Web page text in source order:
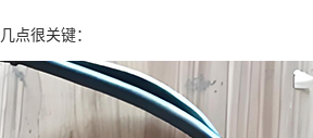
点很关键：